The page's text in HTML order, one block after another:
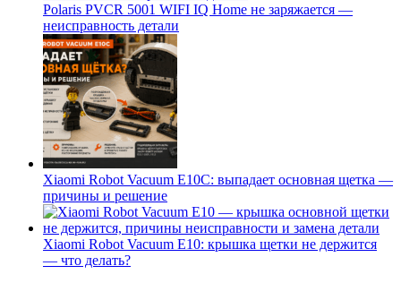
Polaris PVCR 5001 WIFI IQ Home не заряжается —
неисправность детали
Xiaomi Robot Vacuum E10C: выпадает основная щетка —
причины и решение
Xiaomi Robot Vacuum E10: крышка щетки не держится
— что делать?